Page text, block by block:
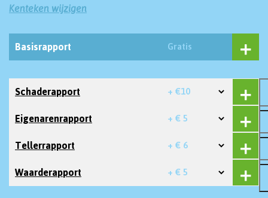
Kenteken wijzigen
Basisrapport Gratis
Schaderapport + €10
Eigenarenrapport + € 5
Tellerrapport + € 6
Waarderapport + € 5